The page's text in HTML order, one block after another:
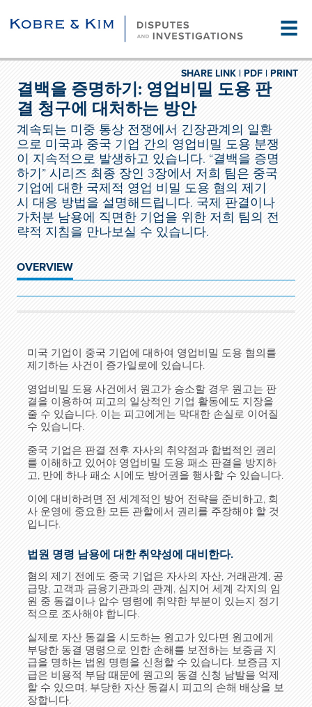
☰
PRINT
PDF |
SHARE LINK |
결백을 증명하기: 영업비밀 도용 판
결 청구에 대처하는 방안
계속되는 미중 통상 전쟁에서 긴장관계의 일환
으로 미국과 중국 기업 간의 영업비밀 도용 분쟁
이 지속적으로 발생하고 있습니다. “결백을 증명
하기” 시리즈 최종 장인 3장에서 저희 팀은 중국
기업에 대한 국제적 영업 비밀 도용 혐의 제기
시 대응 방법을 설명해드립니다. 국제 판결이나
가처분 남용에 직면한 기업을 위한 저희 팀의 전
략적 지침을 만나보실 수 있습니다.
OVERVIEW
미국 기업이 중국 기업에 대하여 영업비밀 도용 혐의를
제기하는 사건이 증가일로에 있습니다.
영업비밀 도용 사건에서 원고가 승소할 경우 원고는 판
결을 이용하여 피고의 일상적인 기업 활동에도 지장을
줄 수 있습니다. 이는 피고에게는 막대한 손실로 이어질
수 있습니다.
중국 기업은 판결 전후 자사의 취약점과 합법적인 권리
를 이해하고 있어야 영업비밀 도용 패소 판결을 방지하
고, 만에 하나 패소 시에도 방어권을 행사할 수 있습니다.
이에 대비하려면 전 세계적인 방어 전략을 준비하고, 회
사 운영에 중요한 모든 관할에서 권리를 주장해야 할 것
입니다.
법원 명령 남용에 대한 취약성에 대비한다.
혐의 제기 전에도 중국 기업은 자사의 자산, 거래관계, 공
급망, 고객과 금융기관과의 관계, 심지어 세계 각지의 임
원 중 동결이나 압수 명령에 취약한 부분이 있는지 정기
적으로 조사해야 합니다.
실제로 자산 동결을 시도하는 원고가 있다면 원고에게
부당한 동결 명령으로 인한 손해를 보전하는 보증금 지
급을 명하는 법원 명령을 신청할 수 있습니다. 보증금 지
급은 비용적 부담 때문에 원고의 동결 신청 남발을 억제
할 수 있으며, 부당한 자산 동결시 피고의 손해 배상을 보
장합니다.